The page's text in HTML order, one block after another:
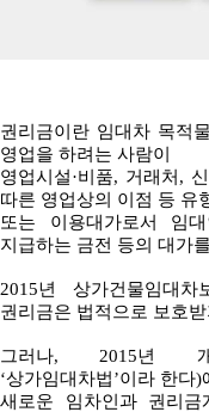
권리금이란 임대차 목적
영업을 하려는 사람이
영업시설·비품, 거래처,
따른 영업상의 이점 등 유
또는 이용대가로서 임
지급하는 금전 등의 대가
2015년 상가건물임대
권리금은 법적으로 보호
그러나, 2015년 개
‘상가임대차법’이라 한다
새로운 임차인과 권리